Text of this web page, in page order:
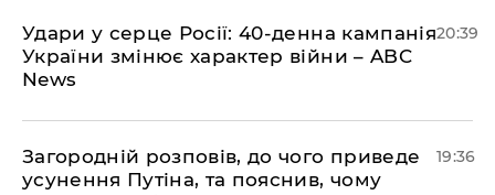
Удари у серце Росії: 40-денна кампанія
України змінює характер війни – ABC
News
20:39
Загородній розповів, до чого приведе
усунення Путіна, та пояснив, чому
19:36